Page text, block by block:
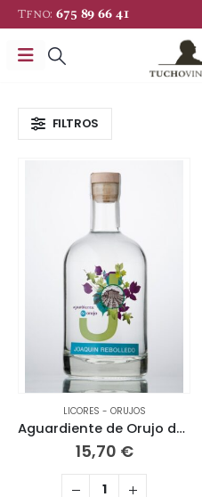
Tfno:675 89 66 41
FILTROS
LICORES - ORUJOS
Aguardiente de Orujo de Joaquín Rebolledo
15,70 €